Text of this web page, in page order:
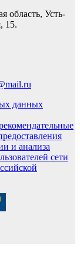
Усть-
15.
данных
и анализа
сети